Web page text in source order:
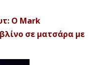
Ο Mark
σε ματσάρα με